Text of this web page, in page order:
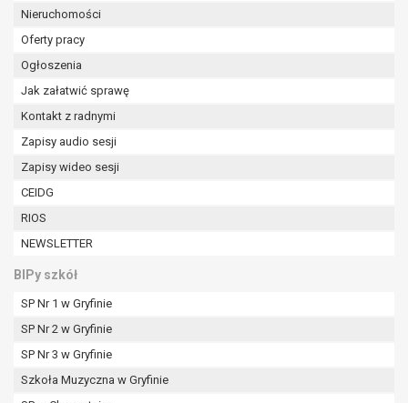
Nieruchomości
Oferty pracy
Ogłoszenia
Jak załatwić sprawę
Kontakt z radnymi
Zapisy audio sesji
Zapisy wideo sesji
CEIDG
RIOS
NEWSLETTER
BIPy szkół
SP Nr 1 w Gryfinie
SP Nr 2 w Gryfinie
SP Nr 3 w Gryfinie
Szkoła Muzyczna w Gryfinie
cofnięcia tej zgody w dowolnym momencie.
przetwarzania, którego dokonano na podstawie
zgody przed jej cofnięciem.
Przysługuje Pani/Panu prawo wniesienia skargi do
organu nadzorczego na niezgodne z prawem
przez administratora.
Organem właściwym do wniesienia skargi jest
dobrowolne albo jest wymogiem ustawowym lub
umownym.
zautomatyzowanemu podejmowaniu decyzji, w
tym również profilowaniu.